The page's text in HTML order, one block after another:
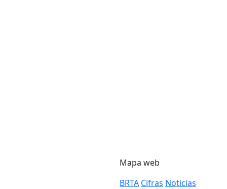
Mapa web
BRTA Cifras Noticias